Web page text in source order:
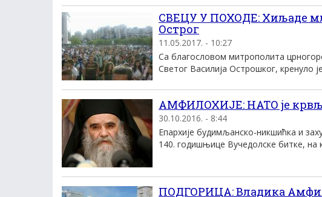
СВЕЦУ У ПОХОДЕ: Хиљаде
Острог
11.05.2017. - 10:27
Са благословом митрополита
Светог Василија Острошког, кренуло
АМФИЛОХИЈЕ: НАТО је
30.10.2016. - 8:44
Епархије будимљанско-никшићка и
140. годишњице Вучедолске битке, на
ПОДГОРИЦА: Владика